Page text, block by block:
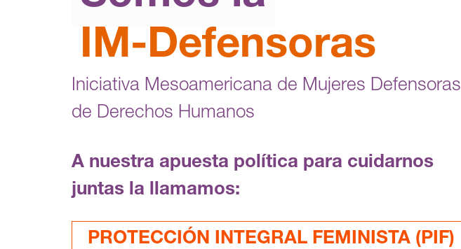
IM-Defensoras
Iniciativa Mesoamericana de Mujeres Defensoras
de Derechos Humanos
A nuestra apuesta política para cuidarnos
juntas la llamamos:
PROTECCIÓN INTEGRAL FEMINISTA (PIF)